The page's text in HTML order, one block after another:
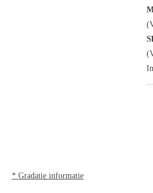
* Gradatie informatie